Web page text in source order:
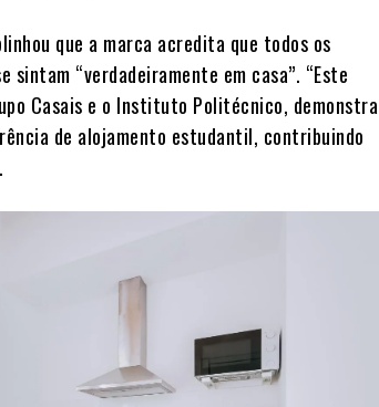
que a marca acredita que todos os
sintam “verdadeiramente em casa”. “Este
Casais e o Instituto Politécnico, demonstra
de alojamento estudantil, contribuindo
.